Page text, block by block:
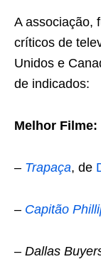
A associação,
críticos de
Unidos e
de indicados:
Melhor Filme:
– Trapaça, de
– Capitão
– Dallas